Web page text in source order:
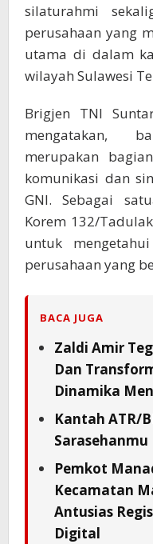
silaturahmi
perusahaan yang
utama di dalam
wilayah Sulawesi
Brigjen TNI
mengatakan,
merupakan
komunikasi dan
GNI. Sebagai
Korem 132/
untuk
perusahaan yang
BACA JUGA
Zaldi Amir
Dan
Dinamika
Kantah ATR/
Sarasehanmu
Pemkot
Kecamatan
Antusias
Digital